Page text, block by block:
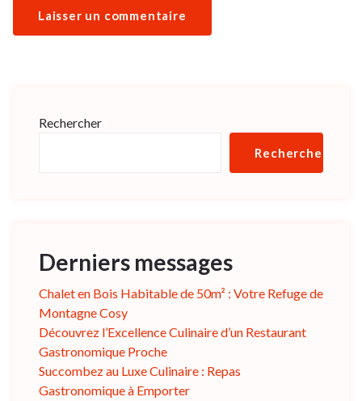
Rechercher
Rechercher
Derniers messages
Chalet en Bois Habitable de 50m² : Votre Refuge de
Montagne Cosy
Découvrez l’Excellence Culinaire d’un Restaurant
Gastronomique Proche
Succombez au Luxe Culinaire : Repas
Gastronomique à Emporter